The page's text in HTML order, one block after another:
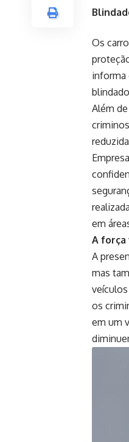
Os
informa
Além
em
A força
A
mas
os
em um